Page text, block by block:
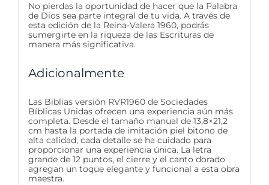
No pierdas la oportunidad de hacer que la Palabra
de Dios sea parte integral de tu vida. A través de
esta edición de la Reina-Valera 1960, podrás
sumergirte en la riqueza de las Escrituras de
manera más significativa.
Adicionalmente
Las Biblias versión RVR1960 de Sociedades
Bíblicas Unidas ofrecen una experiencia aún más
completa. Desde el tamaño manual de 13,8×21,2
cm hasta la portada de imitación piel bitono de
alta calidad, cada detalle se ha cuidado para
proporcionar una experiencia única. La letra
grande de 12 puntos, el cierre y el canto dorado
agregan un toque elegante y funcional a esta obra
maestra.